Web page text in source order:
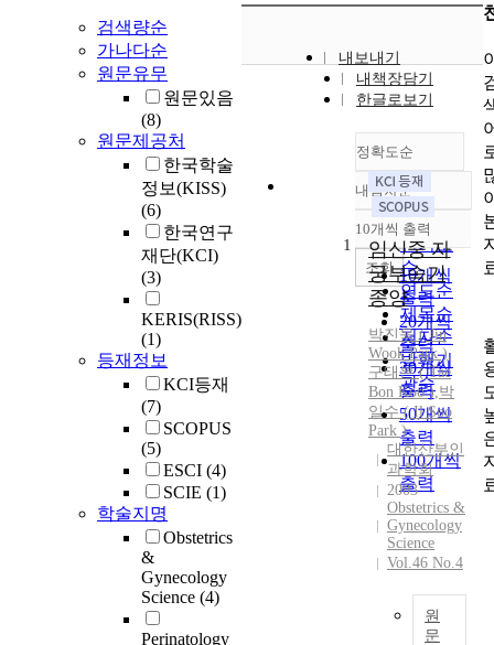
검색량순
가나다순
원문유무
원문있음
(8)
원문제공처
한국학술
정보(KISS)
(6)
한국연구
재단(KCI)
(3)
KERIS(RISS)
(1)
등재정보
KCI등재
(7)
SCOPUS
(5)
ESCI (4)
SCIE (1)
학술지명
Obstetrics
&
Gynecology
Science (4)
Perinatology
내보내기
내책장담기
한글로보기
정확도순
정확도
순
인기도
순
연도순
제목순
저자순
발행기
관순
내림차순
내림차순
10개씩 출력
10개씩
출력
20개씩
출력
30개씩
출력
50개씩
출력
100개씩
출력
조회
1
임신중 자
궁부속기
종양
박진욱 ( Jin
Wook Park ),
구태본(Tae
Bon Koo),박
일수 ( Il Soo
Park )
대한산부인
과학회
2003
Obstetrics &
Gynecology
Science
Vol.46 No.4
원
문